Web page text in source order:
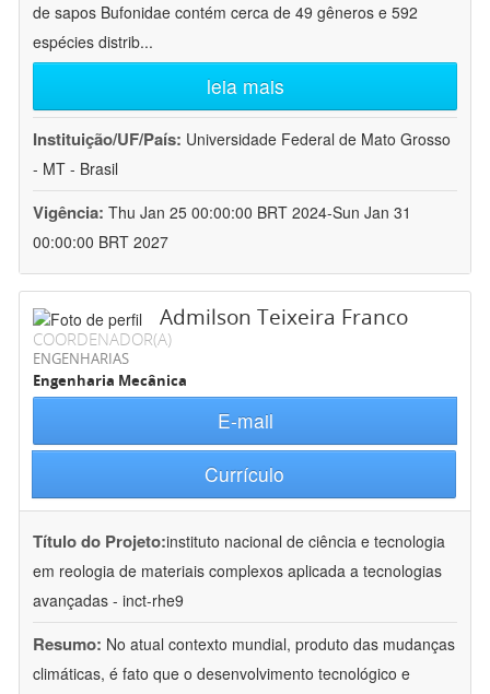
de sapos Bufonidae contém cerca de 49 gêneros e 592
espécies distrib...
leia mais
Instituição/UF/País: Universidade Federal de Mato Grosso
- MT - Brasil
Vigência: Thu Jan 25 00:00:00 BRT 2024-Sun Jan 31
00:00:00 BRT 2027
Admilson Teixeira Franco
COORDENADOR(A)
ENGENHARIAS
Engenharia Mecânica
E-mail
Currículo
Título do Projeto:instituto nacional de ciência e tecnologia
em reologia de materiais complexos aplicada a tecnologias
avançadas - inct-rhe9
Resumo: No atual contexto mundial, produto das mudanças
climáticas, é fato que o desenvolvimento tecnológico e